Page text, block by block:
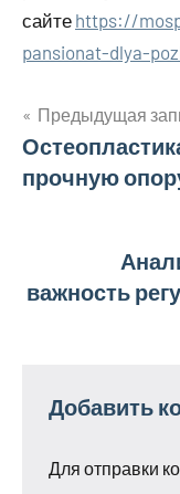
сайте https://
pansionat-dlya-
по
Предыдущая
прочную
важность
Добавить
Для отправки